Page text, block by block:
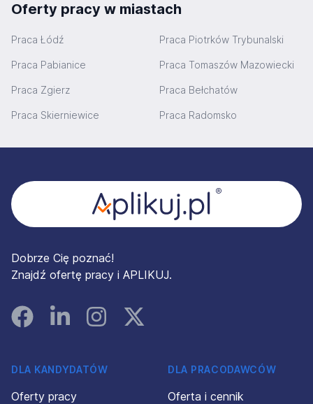
Oferty pracy w miastach
Praca Łódź Praca Piotrków Trybunalski
Praca Pabianice Praca Tomaszów Mazowiecki
Praca Zgierz Praca Bełchatów
Praca Skierniewice Praca Radomsko
Dobrze Cię poznać!
Znajdź ofertę pracy i APLIKUJ.
FacebookLinked InInstagramInstagram
DLA KANDYDATÓW
Oferty pracy
DLA PRACODAWCÓW
Oferta i cennik